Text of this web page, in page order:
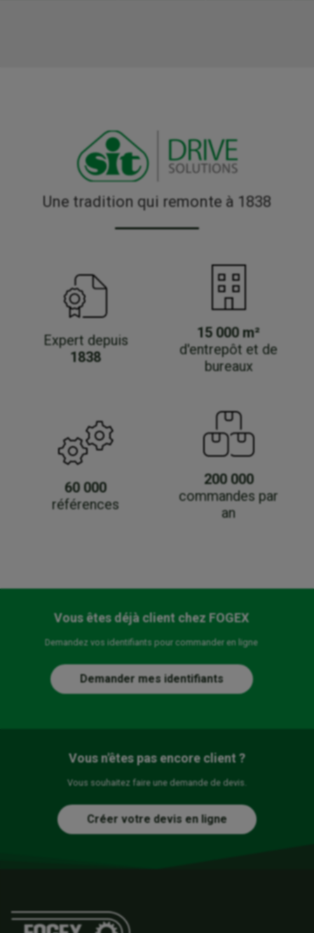
Une tradition qui remonte à 1838
Expert depuis
1838
15 000 m²
d'entrepôt et de
bureaux
60 000
références
200 000
commandes par
an
Vous êtes déjà client chez FOGEX
Demandez vos identifiants pour commander en ligne
Demander mes identifiants
Vous n'êtes pas encore client ?
Vous souhaitez faire une demande de devis.
Créer votre devis en ligne